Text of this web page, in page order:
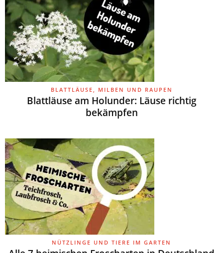
BLATTLÄUSE, MILBEN UND RAUPEN
Blattläuse am Holunder: Läuse richtig
bekämpfen
NÜTZLINGE UND TIERE IM GARTEN